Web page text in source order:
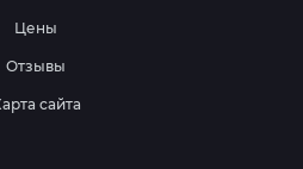
Цены
Отзывы
сайта